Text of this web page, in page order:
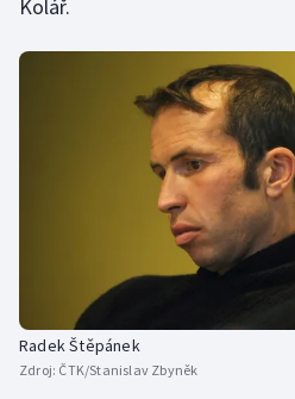
Plážový volejbal
Rychlostní kanoistika
Short track
Kolář.
Radek Štěpánek
Zdroj: ČTK/Stanislav Zbyněk